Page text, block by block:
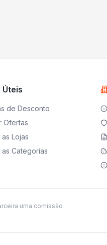
Úteis
de Desconto
Ofertas
Lojas
as Categorias
uma comissão